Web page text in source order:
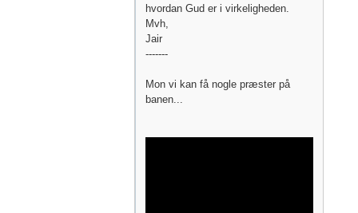
hvordan Gud er i virkeligheden.
Mvh,
Jair
-------
Mon vi kan få nogle præster på
banen...